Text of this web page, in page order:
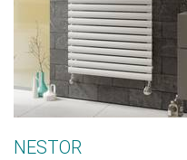
NESTOR